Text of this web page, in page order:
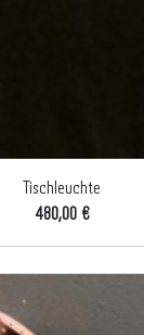
Tischleuchte
480,00 €